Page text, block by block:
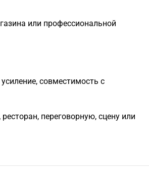
или профессиональной
совместимость с
переговорную, сцену или